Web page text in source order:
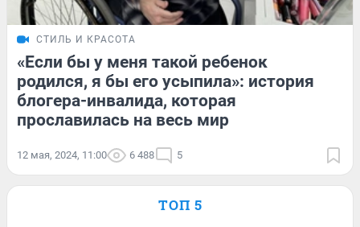
СТИЛЬ И КРАСОТА
«Если бы у меня такой ребенок
родился, я бы его усыпила»: история
блогера-инвалида, которая
прославилась на весь мир
12 мая, 2024, 11:00 6 488 5
ТОП 5